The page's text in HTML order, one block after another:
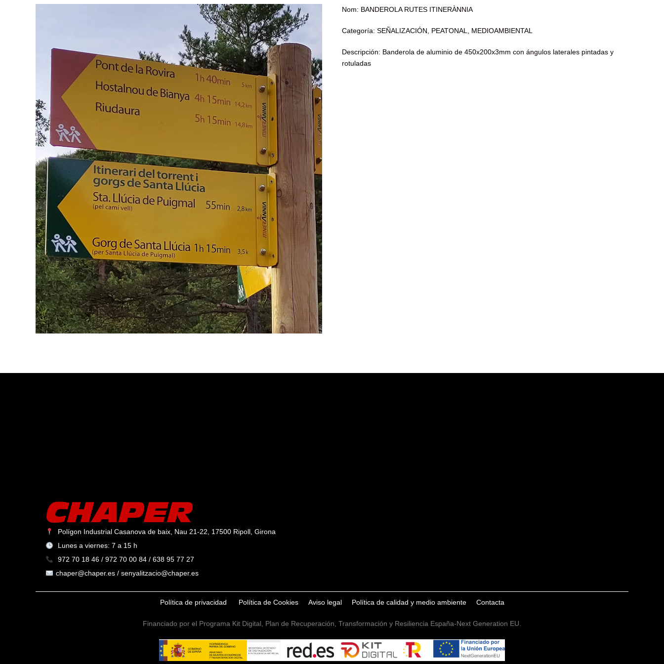
Nom: BANDEROLA RUTES ITINERÀNNIA
Categoría: SEÑALIZACIÓN, PEATONAL, MEDIOAMBIENTAL
Descripción: Banderola de aluminio de 450x200x3mm con ángulos laterales pintadas y
rotuladas
Polígon Industrial Casanova de baix, Nau 21-22, 17500 Ripoll, Girona
Lunes a viernes: 7 a 15 h
972 70 18 46 / 972 70 00 84 / 638 95 77 27
chaper@chaper.es / senyalitzacio@chaper.es
Política de privacidad Política de Cookies Aviso legal Política de calidad y medio ambiente Contacta
Financiado por el Programa Kit Digital, Plan de Recuperación, Transformación y Resiliencia España-Next Generation EU.